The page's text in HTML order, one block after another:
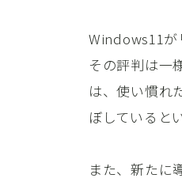
Windows11が
その評判は一
は、使い慣れ
ぼしていると
また、新たに